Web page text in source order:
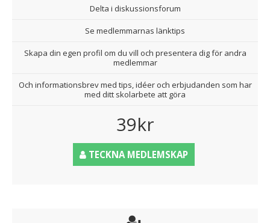
Delta i diskussionsforum
Se medlemmarnas länktips
Skapa din egen profil om du vill och presentera dig för andra
medlemmar
Och informationsbrev med tips, idéer och erbjudanden som har
med ditt skolarbete att göra
39kr
TECKNA MEDLEMSKAP